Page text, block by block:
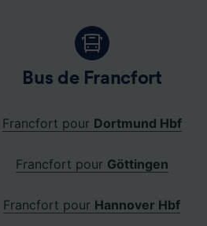
Bus de Francfort
Francfort pour Dortmund Hbf
Francfort pour Göttingen
Francfort pour Hannover Hbf